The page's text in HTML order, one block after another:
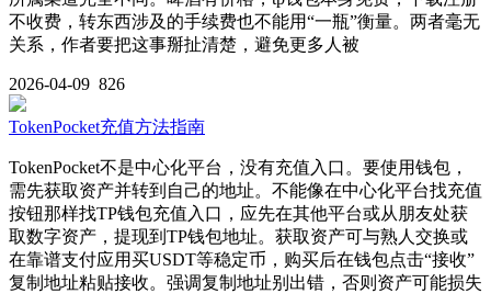
不收费，转东西涉及的手续费也不能用“一瓶”衡量。两者毫无
关系，作者要把这事掰扯清楚，避免更多人被
2026-04-09 826
TokenPocket充值方法指南
TokenPocket不是中心化平台，没有充值入口。要使用钱包，
需先获取资产并转到自己的地址。不能像在中心化平台找充值
按钮那样找TP钱包充值入口，应先在其他平台或从朋友处获
取数字资产，提现到TP钱包地址。获取资产可与熟人交换或
在靠谱支付应用买USDT等稳定币，购买后在钱包点击“接收”
复制地址粘贴接收。强调复制地址别出错，否则资产可能损失